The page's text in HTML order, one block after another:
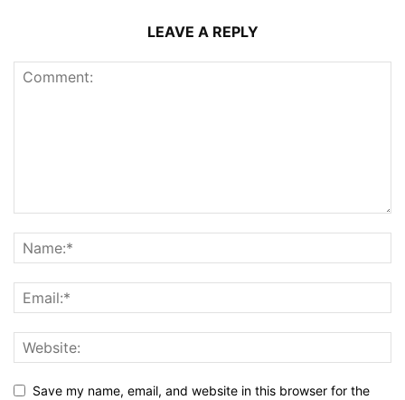
LEAVE A REPLY
Save my name, email, and website in this browser for the